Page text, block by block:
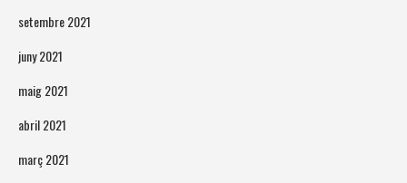
setembre 2021
juny 2021
maig 2021
abril 2021
març 2021